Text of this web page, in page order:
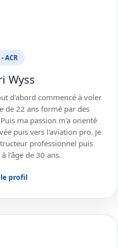
- ACR
Wyss
d'abord commencé à voler
de 22 ans formé par des
ma passion m'a orienté
puis vers l'aviation pro. Je
professionnel puis
l'âge de 30 ans.
profil